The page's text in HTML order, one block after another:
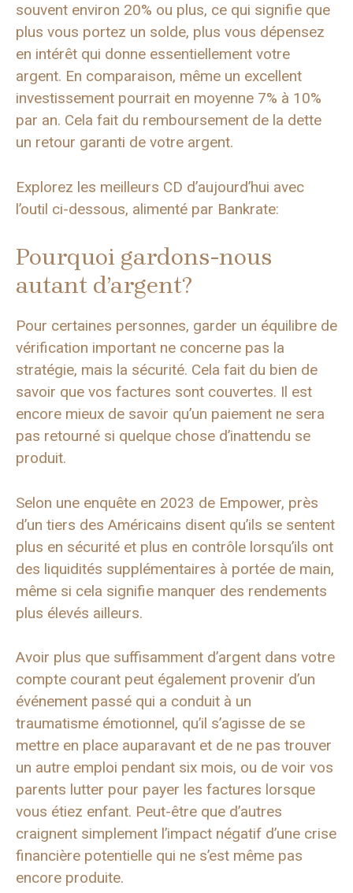
souvent environ 20% ou plus, ce qui signifie que
plus vous portez un solde, plus vous dépensez
en intérêt qui donne essentiellement votre
argent. En comparaison, même un excellent
investissement pourrait en moyenne 7% à 10%
par an. Cela fait du remboursement de la dette
un retour garanti de votre argent.
Explorez les meilleurs CD d’aujourd’hui avec
l’outil ci-dessous, alimenté par Bankrate:
Pourquoi gardons-nous
autant d’argent?
Pour certaines personnes, garder un équilibre de
vérification important ne concerne pas la
stratégie, mais la sécurité. Cela fait du bien de
savoir que vos factures sont couvertes. Il est
encore mieux de savoir qu’un paiement ne sera
pas retourné si quelque chose d’inattendu se
produit.
Selon une enquête en 2023 de Empower, près
d’un tiers des Américains disent qu’ils se sentent
plus en sécurité et plus en contrôle lorsqu’ils ont
des liquidités supplémentaires à portée de main,
même si cela signifie manquer des rendements
plus élevés ailleurs.
Avoir plus que suffisamment d’argent dans votre
compte courant peut également provenir d’un
événement passé qui a conduit à un
traumatisme émotionnel, qu’il s’agisse de se
mettre en place auparavant et de ne pas trouver
un autre emploi pendant six mois, ou de voir vos
parents lutter pour payer les factures lorsque
vous étiez enfant. Peut-être que d’autres
craignent simplement l’impact négatif d’une crise
financière potentielle qui ne s’est même pas
encore produite.